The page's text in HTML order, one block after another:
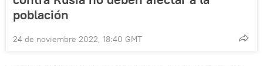
población
24 de noviembre 2022, 18:40 GMT